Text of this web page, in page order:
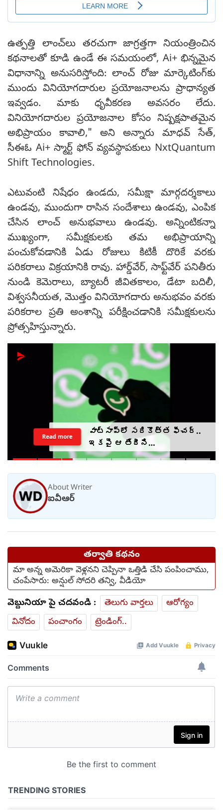
ఉత్పత్తి లాంచ్‌లు తరచుగా జాగ్రత్తగా నియంత్రించిన
కథనాలతో కూడి ఉండే ఈ సమయంలో, Ai+ భిన్నమైన
విధానాన్ని అనుసరిస్తోంది: లాంచ్ రోజు మార్కెటింగ్‌కు
ముందు వినియోగదారుల ప్రయోజనాలను ప్రాధాన్యత
ఇవ్వడం. మాకు ధృవీకరణ అవసరం లేదు.
వినియోగదారుల ప్రయోజనాల కోసం నిష్పక్షపాతమైన
అభిప్రాయం కావాలి," అని అన్నారు మాధవ్ సేత్,
సీఈఓ Ai+ స్మార్ట్ ఫోన్ వ్యవస్థాపకులు NxtQuantum
Shift Technologies.
ఎటువంటి నిషేధం ఉండదు, సమీక్షా మార్గదర్శకాలు
ఉండవు, ముందుగా రాసిన సందేశాలు ఉండవు, ఎంపిక
చేసిన లాంచ్ అనుభవాలు ఉండవు. అన్నింటికన్నా
ముఖ్యంగా, సమీక్షకులకు తమ అభిప్రాయాన్ని
పంచుకోవడానికి ఏడు రోజులు కిటికీ దొరికే వరకు
పరికరాలు విక్రయానికి రావు. హార్డ్‌వేర్, సాఫ్ట్‌వేర్ పనితీరు
నుండి కెమెరాలు, బ్యాటరీ జీవితకాలం, డేటా బదిలీ,
విశ్వసనీయత, మొత్తం వినియోగదారు అనుభవం వరకు
పరికరాల ప్రతి అంశాన్ని పరీక్షించడానికి సమీక్షకులను
ప్రోత్సహిస్తున్నారు.
వాట్సాప్‌లో సరికొత్త ఫీచర్..
ఇకపై ఆ తేదీని
వెల్లడించాల్సిందే?
Read more
About Writer
ఐవీఆర్
తర్వాతి కథనం
మా అన్న అమెరికా వెళ్లనని చెప్పినా ఒత్తిడి చేసి పంపించాము,
చంపేసారు: అన్షుల్ సోదరి తన్వి, వీడియో
వెబ్దునియా పై చదవండి : తెలుగు వార్తలు
ఆరోగ్యం
వినోదం
పంచాంగం ట్రెండింగ్..